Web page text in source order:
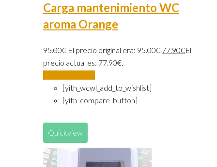
Carga mantenimiento WC
aroma Orange
95.00€ El precio original era: 95.00€.77.90€El
precio actual es: 77.90€.
[yith_wcwl_add_to_wishlist]
[yith_compare_button]
Quickview